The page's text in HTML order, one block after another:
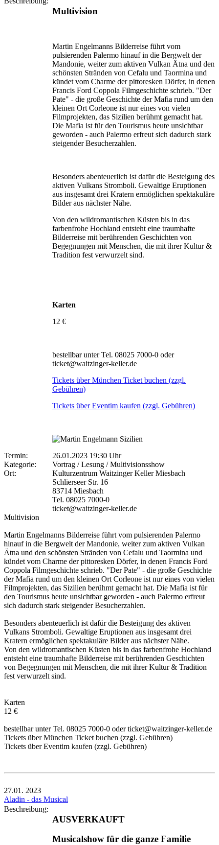
Multivision
Martin Engelmanns Bilderreise führt vom
pulsierenden Palermo hinauf in die Bergwelt der
Mandonie, weiter zum aktiven Vulkan Ätna und den
schönsten Stränden von Cefalu und Taormina und
kündet vom Charme der pittoresken Dörfer, in denen
Francis Ford Coppola Filmgeschichte schrieb. "Der
Pate" - die große Geschichte der Mafia rund um den
kleinen Ort Corleone ist nur eines von vielen
Filmprojekten, das Sizilien berühmt gemacht hat.
Die Mafia ist für den Tourismus heute unsichtbar
geworden - auch Palermo erfreut sich dadurch stark
steigender Besucherzahlen.
Besonders abenteuerlich ist dafür die Besteigung des
aktiven Vulkans Stromboli. Gewaltige Eruptionen
aus insgesamt drei Kratern ermöglichen spektakuläre
Bilder aus nächster Nähe.
Von den wildromantischen Küsten bis in das
farbenfrohe Hochland entsteht eine traumhafte
Bilderreise mit berührenden Geschichten von
Begegnungen mit Menschen, die mit ihrer Kultur &
Tradition fest verwurzelt sind.
Karten
12 €
bestellbar unter Tel. 08025 7000-0 oder
ticket@waitzinger-keller.de
Tickets über München Ticket buchen (zzgl.
Gebühren)
Tickets über Eventim kaufen (zzgl. Gebühren)
Termin:
26.01.2023 19:30 Uhr
Kategorie:
Vortrag / Lesung / Multivisionsshow
Ort:
Kulturzentrum Waitzinger Keller Miesbach
Schlierseer Str. 16
83714 Miesbach
Tel. 08025 7000-0
ticket@waitzinger-keller.de
Multivision
Martin Engelmanns Bilderreise führt vom pulsierenden Palermo
hinauf in die Bergwelt der Mandonie, weiter zum aktiven Vulkan
Ätna und den schönsten Stränden von Cefalu und Taormina und
kündet vom Charme der pittoresken Dörfer, in denen Francis Ford
Coppola Filmgeschichte schrieb. "Der Pate" - die große Geschichte
der Mafia rund um den kleinen Ort Corleone ist nur eines von vielen
Filmprojekten, das Sizilien berühmt gemacht hat. Die Mafia ist für
den Tourismus heute unsichtbar geworden - auch Palermo erfreut
sich dadurch stark steigender Besucherzahlen.
Besonders abenteuerlich ist dafür die Besteigung des aktiven
Vulkans Stromboli. Gewaltige Eruptionen aus insgesamt drei
Kratern ermöglichen spektakuläre Bilder aus nächster Nähe.
Von den wildromantischen Küsten bis in das farbenfrohe Hochland
entsteht eine traumhafte Bilderreise mit berührenden Geschichten
von Begegnungen mit Menschen, die mit ihrer Kultur & Tradition
fest verwurzelt sind.
Karten
12 €
bestellbar unter Tel. 08025 7000-0 oder ticket@waitzinger-keller.de
Tickets über München Ticket buchen (zzgl. Gebühren)
Tickets über Eventim kaufen (zzgl. Gebühren)
27.01. 2023
Aladin - das Musical
Beschreibung:
AUSVERKAUFT
Musicalshow für die ganze Familie